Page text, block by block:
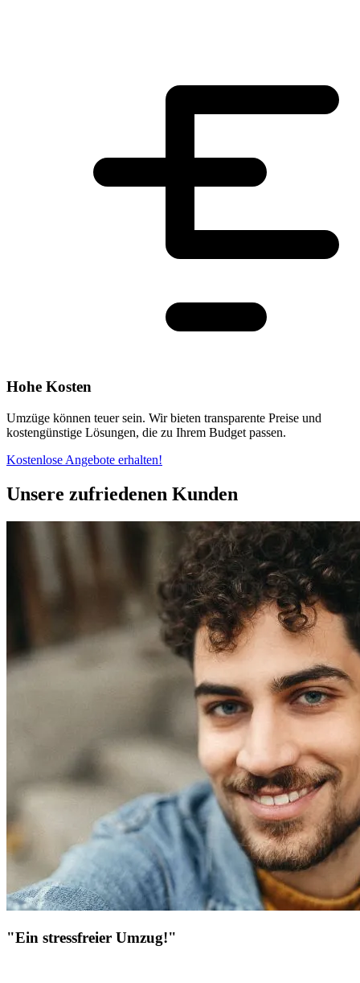
Hohe Kosten
Umzüge können teuer sein. Wir bieten transparente Preise und
kostengünstige Lösungen, die zu Ihrem Budget passen.
Kostenlose Angebote erhalten!
Unsere zufriedenen Kunden
"Ein stressfreier Umzug!"